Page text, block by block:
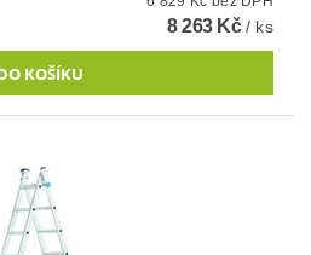
8 263 Kč/ ks